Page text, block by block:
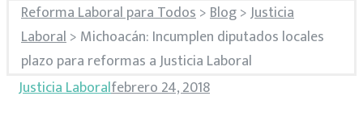
Reforma Laboral para Todos>Blog>Justicia
Laboral> Michoacán: Incumplen diputados locales
plazo para reformas a Justicia Laboral
Justicia Laboralfebrero 24, 2018